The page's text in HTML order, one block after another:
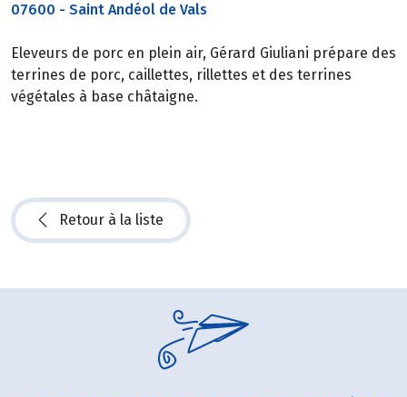
07600 - Saint Andéol de Vals
Eleveurs de porc en plein air, Gérard Giuliani prépare des
terrines de porc, caillettes, rillettes et des terrines
végétales à base châtaigne.
Retour à la liste